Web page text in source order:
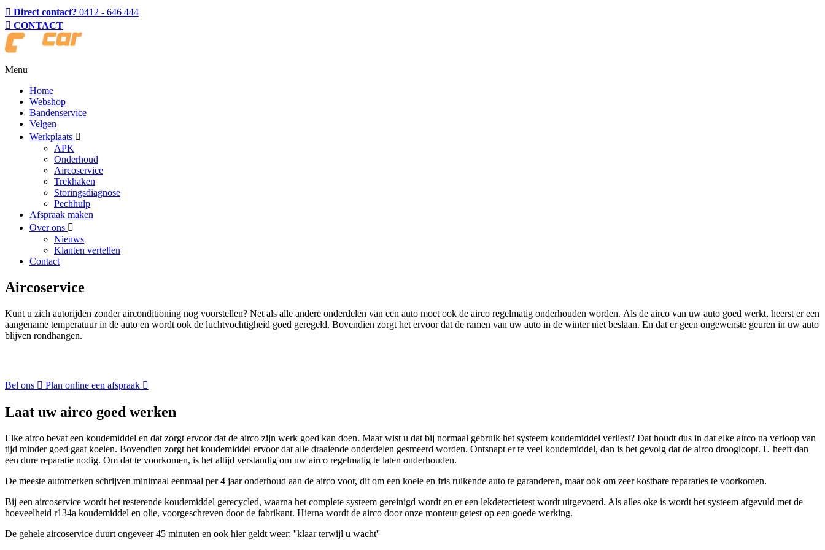
Direct contact? 0412 - 646 444
CONTACT
Menu
Home
Webshop
Bandenservice
Velgen
Werkplaats
APK
Onderhoud
Aircoservice
Trekhaken
Storingsdiagnose
Pechhulp
Afspraak maken
Over ons
Nieuws
Klanten vertellen
Contact
Aircoservice
Kunt u zich autorijden zonder airconditioning nog voorstellen? Net als alle andere onderdelen van een auto moet ook de airco regelmatig onderhouden worden. Als de airco van uw auto goed werkt, heerst er een
aangename temperatuur in de auto en wordt ook de luchtvochtigheid goed geregeld. Bovendien zorgt het ervoor dat de ramen van uw auto in de winter niet beslaan. En dat er geen ongewenste geuren in uw auto
blijven rondhangen.
Bel ons Plan online een afspraak
Laat uw airco goed werken
Elke airco bevat een koudemiddel en dat zorgt ervoor dat de airco zijn werk goed kan doen. Maar wist u dat bij normaal gebruik het systeem koudemiddel verliest? Dat houdt dus in dat elke airco na verloop van
tijd minder goed gaat koelen. Bovendien zorgt het koudemiddel ervoor dat alle draaiende onderdelen gesmeerd worden. Ontsnapt er te veel koudemiddel, dan is het gevolg dat de airco droogloopt. U heeft dan
een dure reparatie nodig. Om dat te voorkomen, is het altijd verstandig om uw airco regelmatig te laten onderhouden.
De meeste automerken schrijven minimaal eenmaal per 4 jaar onderhoud aan de airco voor, dit om een koele en fris ruikende auto te garanderen, maar ook om zeer kostbare reparaties te voorkomen.
Bij een aircoservice wordt het resterende koudemiddel gerecycled, waarna het complete systeem gereinigd wordt en er een lekdetectietest wordt uitgevoerd. Als alles oke is wordt het systeem afgevuld met de
hoeveelheid r134a koudemiddel en olie, voorgeschreven door de fabrikant. Hierna wordt de airco door onze monteur getest op een goede werking.
De gehele aircoservice duurt ongeveer 45 minuten en ook hier geldt weer: ''klaar terwijl u wacht''